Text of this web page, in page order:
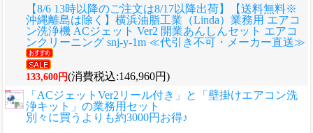
【8/6 13時以降のご注文は8/17以降出荷】【送料無料※
沖縄離島は除く】横浜油脂工業（Linda）業務用 エアコ
ン洗浄機 ACジェット Ver2 開業あんしんセット エアコ
ンクリーニング snj-y-1m ≪代引き不可・メーカー直送≫
133,600円(消費税込:146,960円)
「ACジェットVer2リール付き」と「壁掛けエアコン洗
浄キット」の業務用セット
別々に買うよりも約3000円お得♪